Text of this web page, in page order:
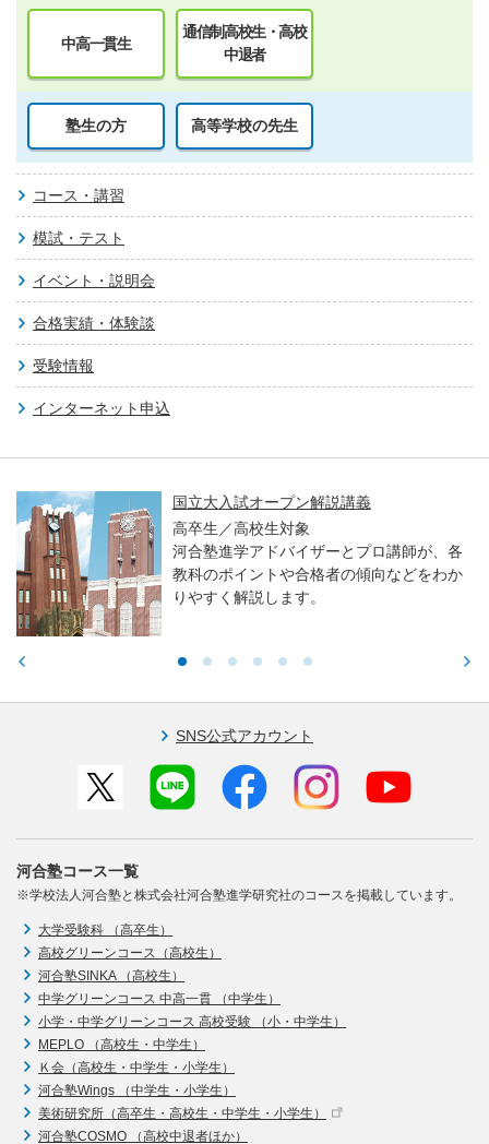
中高一貫生
通信制高校生・高校
中退者
塾生の方 高等学校の先生
コース・講習
模試・テスト
イベント・説明会
合格実績・体験談
受験情報
インターネット申込
国立大入試オープン解説講義
高卒生／高校生対象
河合塾進学アドバイザーとプロ講師が、各
教科のポイントや合格者の傾向などをわか
りやすく解説します。
SNS公式アカウント
河合塾コース一覧
※学校法人河合塾と株式会社河合塾進学研究社のコースを掲載しています。
大学受験科 （高卒生）
高校グリーンコース（高校生）
河合塾SINKA （高校生）
中学グリーンコース 中高一貫 （中学生）
小学・中学グリーンコース 高校受験 （小・中学生）
MEPLO （高校生・中学生）
Ｋ会（高校生・中学生・小学生）
河合塾Wings （中学生・小学生）
美術研究所（高卒生・高校生・中学生・小学生）
河合塾COSMO （高校中退者ほか）